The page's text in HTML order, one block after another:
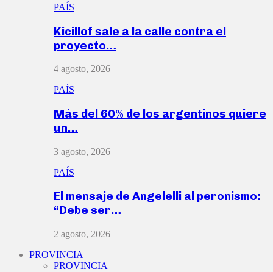
PAÍS
Kicillof sale a la calle contra el
proyecto…
4 agosto, 2026
PAÍS
Más del 60% de los argentinos quiere
un…
3 agosto, 2026
PAÍS
El mensaje de Angelelli al peronismo:
“Debe ser…
2 agosto, 2026
PROVINCIA
PROVINCIA